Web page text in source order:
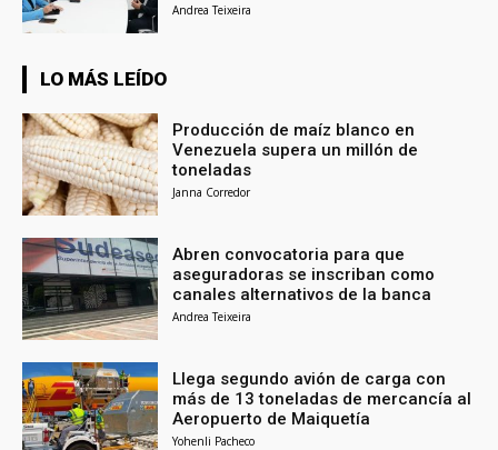
Andrea Teixeira
LO MÁS LEÍDO
Producción de maíz blanco en
Venezuela supera un millón de
toneladas
Janna Corredor
Abren convocatoria para que
aseguradoras se inscriban como
canales alternativos de la banca
Andrea Teixeira
Llega segundo avión de carga con
más de 13 toneladas de mercancía al
Aeropuerto de Maiquetía
Yohenli Pacheco